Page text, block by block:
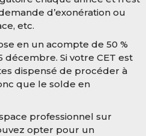
d’exonération ou
etc.
en un acompte de 50 %
décembre. Si votre CET est
dispensé de procéder à
que le solde en
professionnel sur
opter pour un